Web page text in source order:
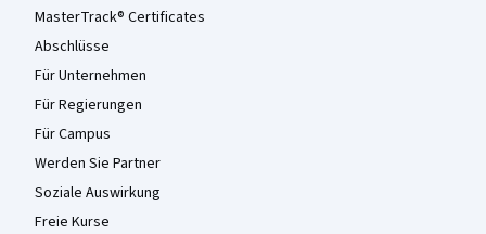
MasterTrack® Certificates
Abschlüsse
Für Unternehmen
Für Regierungen
Für Campus
Werden Sie Partner
Soziale Auswirkung
Freie Kurse